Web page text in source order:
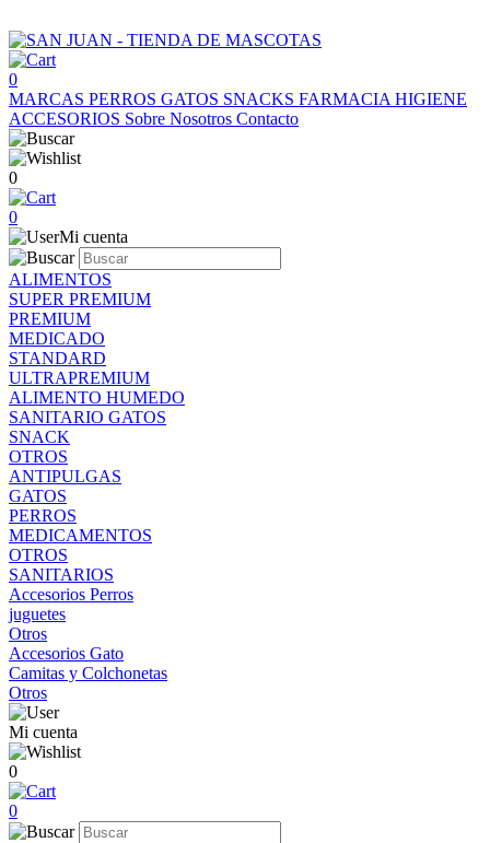
0
MARCAS PERROS GATOS SNACKS FARMACIA HIGIENE
ACCESORIOS Sobre Nosotros Contacto
0
0
Mi cuenta
ALIMENTOS
SUPER PREMIUM
PREMIUM
MEDICADO
STANDARD
ULTRAPREMIUM
ALIMENTO HUMEDO
SANITARIO GATOS
SNACK
OTROS
ANTIPULGAS
GATOS
PERROS
MEDICAMENTOS
OTROS
SANITARIOS
Accesorios Perros
juguetes
Otros
Accesorios Gato
Camitas y Colchonetas
Otros
Mi cuenta
0
0